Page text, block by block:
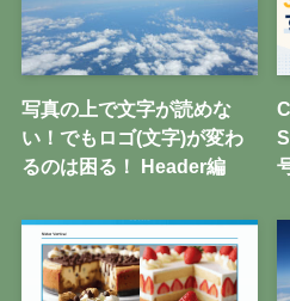
写真の上で文字が読めな
い！でもロゴ(文字)が変わ
るのは困る！ Header編